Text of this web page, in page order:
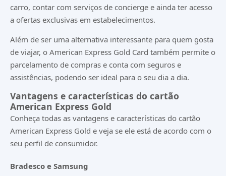
carro, contar com serviços de concierge e ainda ter acesso
a ofertas exclusivas em estabelecimentos.
Além de ser uma alternativa interessante para quem gosta
de viajar, o American Express Gold Card também permite o
parcelamento de compras e conta com seguros e
assistências, podendo ser ideal para o seu dia a dia.
Vantagens e características do cartão
American Express Gold
Conheça todas as vantagens e características do cartão
American Express Gold e veja se ele está de acordo com o
seu perfil de consumidor.
Bradesco e Samsung